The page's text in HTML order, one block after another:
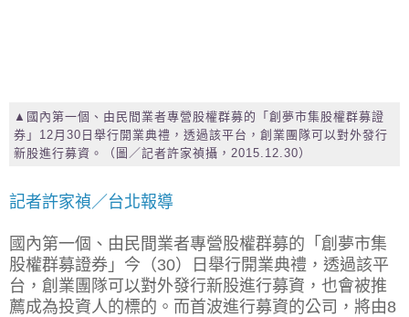
▲國內第一個、由民間業者專營股權群募的「創夢市集股權群募證
券」12月30日舉行開業典禮，透過該平台，創業團隊可以對外發行
新股進行募資。（圖／記者許家禎攝，2015.12.30）
記者許家禎／台北報導
國內第一個、由民間業者專營股權群募的「創夢市集
股權群募證券」今（30）日舉行開業典禮，透過該平
台，創業團隊可以對外發行新股進行募資，也會被推
薦成為投資人的標的。而首波進行募資的公司，將由8